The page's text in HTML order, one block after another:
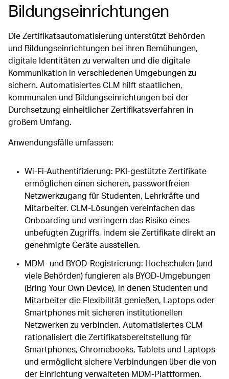
Bildungseinrichtungen
Die Zertifikatsautomatisierung unterstützt Behörden
und Bildungseinrichtungen bei ihren Bemühungen,
digitale Identitäten zu verwalten und die digitale
Kommunikation in verschiedenen Umgebungen zu
sichern. Automatisiertes CLM hilft staatlichen,
kommunalen und Bildungseinrichtungen bei der
Durchsetzung einheitlicher Zertifikatsverfahren in
großem Umfang.
Anwendungsfälle umfassen:
Wi-Fi-Authentifizierung: PKI-gestützte Zertifikate
ermöglichen einen sicheren, passwortfreien
Netzwerkzugang für Studenten, Lehrkräfte und
Mitarbeiter. CLM-Lösungen vereinfachen das
Onboarding und verringern das Risiko eines
unbefugten Zugriffs, indem sie Zertifikate direkt an
genehmigte Geräte ausstellen.
MDM- und BYOD-Registrierung: Hochschulen (und
viele Behörden) fungieren als BYOD-Umgebungen
(Bring Your Own Device), in denen Studenten und
Mitarbeiter die Flexibilität genießen, Laptops oder
Smartphones mit sicheren institutionellen
Netzwerken zu verbinden. Automatisiertes CLM
rationalisiert die Zertifikatsbereitstellung für
Smartphones, Chromebooks, Tablets und Laptops
und ermöglicht sichere Verbindungen über die von
der Einrichtung verwalteten MDM-Plattformen.